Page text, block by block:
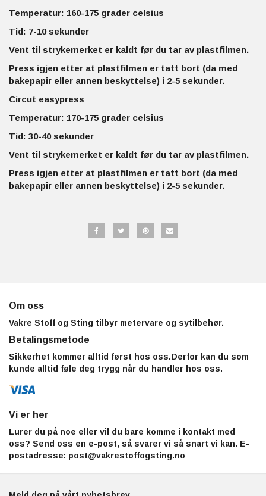
Temperatur: 160-175 grader celsius
Tid: 7-10 sekunder
Vent til strykemerket er kaldt før du tar av plastfilmen.
Press igjen etter at plastfilmen er tatt bort (da med
bakepapir eller annen beskyttelse) i 2-5 sekunder.
Circut easypress
Temperatur: 170-175 grader celsius
Tid: 30-40 sekunder
Vent til strykemerket er kaldt før du tar av plastfilmen.
Press igjen etter at plastfilmen er tatt bort (da med
bakepapir eller annen beskyttelse) i 2-5 sekunder.
Om oss
Vakre Stoff og Sting tilbyr metervare og sytilbehør.
Betalingsmetode
Sikkerhet kommer alltid først hos oss.Derfor kan du som
kunde alltid føle deg trygg når du handler hos oss.
Vi er her
Lurer du på noe eller vil du bare komme i kontakt med
oss? Send oss en e-post, så svarer vi så snart vi kan. E-
postadresse: post@vakrestoffogsting.no